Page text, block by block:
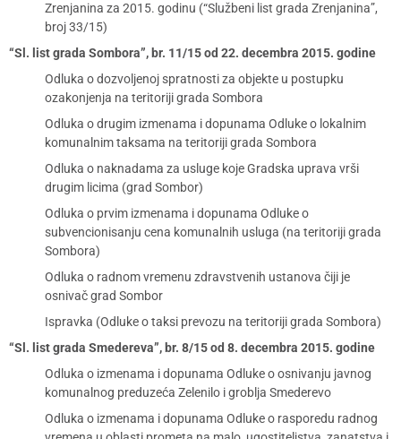
Zrenjanina za 2015. godinu (“Službeni list grada Zrenjanina”,
broj 33/15)
“Sl. list grada Sombora”, br. 11/15 od 22. decembra 2015. godine
Odluka o dozvoljenoj spratnosti za objekte u postupku
ozakonjenja na teritoriji grada Sombora
Odluka o drugim izmenama i dopunama Odluke o lokalnim
komunalnim taksama na teritoriji grada Sombora
Odluka o naknadama za usluge koje Gradska uprava vrši
drugim licima (grad Sombor)
Odluka o prvim izmenama i dopunama Odluke o
subvencionisanju cena komunalnih usluga (na teritoriji grada
Sombora)
Odluka o radnom vremenu zdravstvenih ustanova čiji je
osnivač grad Sombor
Ispravka (Odluke o taksi prevozu na teritoriji grada Sombora)
“Sl. list grada Smedereva”, br. 8/15 od 8. decembra 2015. godine
Odluka o izmenama i dopunama Odluke o osnivanju javnog
komunalnog preduzeća Zelenilo i groblja Smederevo
Odluka o izmenama i dopunama Odluke o rasporedu radnog